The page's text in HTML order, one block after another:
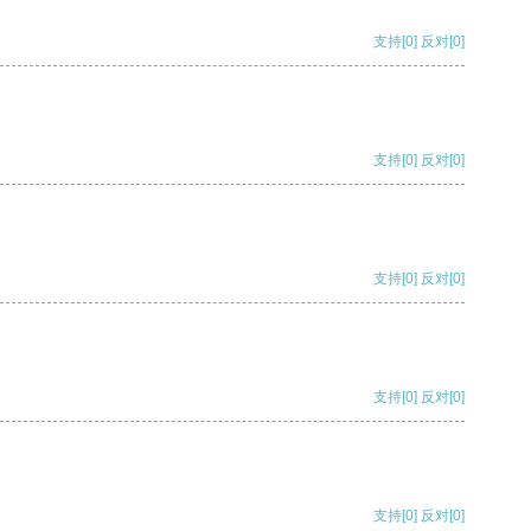
支持[0] 反对[0]
支持[0] 反对[0]
支持[0] 反对[0]
支持[0] 反对[0]
支持[0] 反对[0]